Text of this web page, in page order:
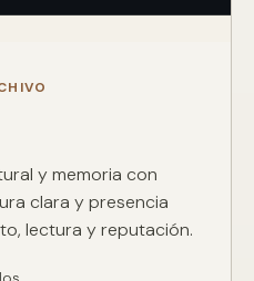
y memoria con
clara y presencia
lectura y reputación.